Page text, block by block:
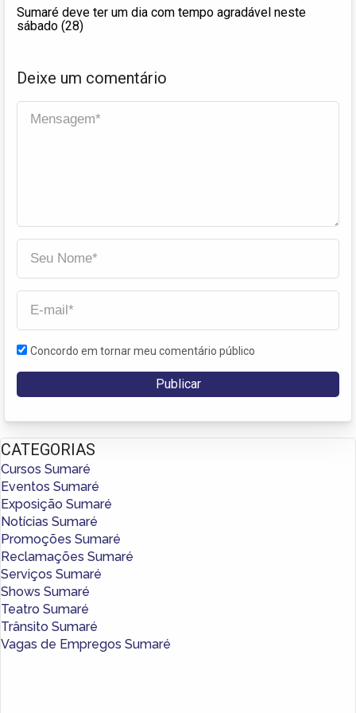
Sumaré deve ter um dia com tempo agradável neste
sábado (28)
Deixe um comentário
Concordo em tornar meu comentário público
CATEGORIAS
Cursos Sumaré
Eventos Sumaré
Exposição Sumaré
Notícias Sumaré
Promoções Sumaré
Reclamações Sumaré
Serviços Sumaré
Shows Sumaré
Teatro Sumaré
Trânsito Sumaré
Vagas de Empregos Sumaré